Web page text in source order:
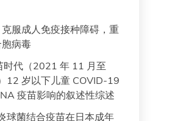
服成人免疫接种障碍，重
病毒
时代（2021 年 11 月至
12 岁以下儿童 COVID-19
疫苗影响的叙述性综述
球菌结合疫苗在日本成年